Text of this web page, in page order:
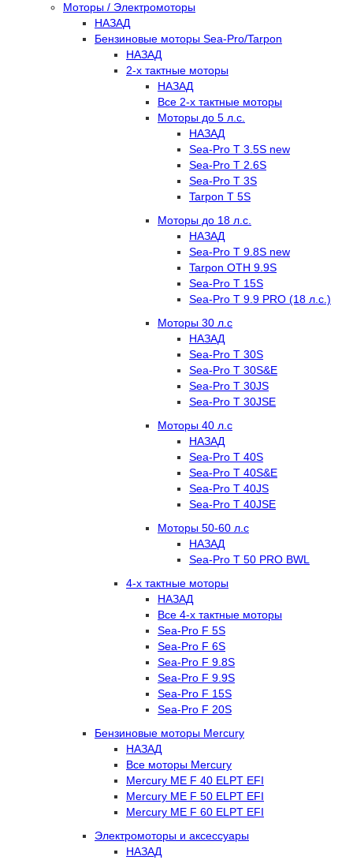
Моторы / Электромоторы
НАЗАД
Бензиновые моторы Sea-Pro/Tarpon
НАЗАД
2-х тактные моторы
НАЗАД
Все 2-х тактные моторы
Моторы до 5 л.с.
НАЗАД
Sea-Pro T 3.5S new
Sea-Pro T 2.6S
Sea-Pro T 3S
Tarpon T 5S
Моторы до 18 л.с.
НАЗАД
Sea-Pro T 9.8S new
Tarpon OTH 9.9S
Sea-Pro T 15S
Sea-Pro T 9.9 PRO (18 л.с.)
Моторы 30 л.с
НАЗАД
Sea-Pro T 30S
Sea-Pro T 30S&E
Sea-Pro T 30JS
Sea-Pro T 30JSE
Моторы 40 л.с
НАЗАД
Sea-Pro T 40S
Sea-Pro T 40S&E
Sea-Pro T 40JS
Sea-Pro T 40JSE
Моторы 50-60 л.с
НАЗАД
Sea-Pro T 50 PRO BWL
4-х тактные моторы
НАЗАД
Все 4-х тактные моторы
Sea-Pro F 5S
Sea-Pro F 6S
Sea-Pro F 9.8S
Sea-Pro F 9.9S
Sea-Pro F 15S
Sea-Pro F 20S
Бензиновые моторы Mercury
НАЗАД
Все моторы Mercury
Mercury ME F 40 ELPT EFI
Mercury ME F 50 ELPT EFI
Mercury ME F 60 ELPT EFI
Электромоторы и аксессуары
НАЗАД